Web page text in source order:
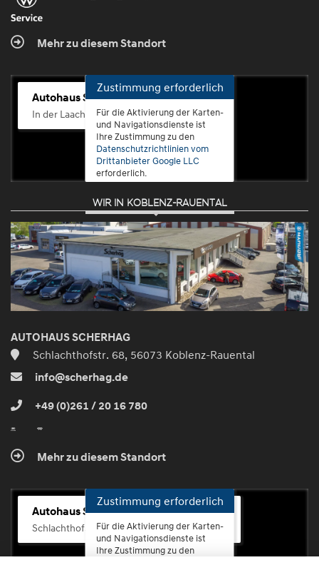
Mehr zu diesem Standort
Autohaus Scherhag
In der Laach 76, 56072 Koblenz-Güls
Zustimmung erforderlich
Für die Aktivierung der Karten-
und Navigationsdienste ist
Ihre Zustimmung zu den
Datenschutzrichtlinien vom
Drittanbieter Google LLC
erforderlich.
Zustimmen
und
aktivieren
WIR IN KOBLENZ-RAUENTAL
AUTOHAUS SCHERHAG
Schlachthofstr. 68, 56073 Koblenz-Rauental
info@scherhag.de
+49 (0)261 / 20 16 780
Mehr zu diesem Standort
Autohaus Scherhag
Schlachthofstr. 68, 56073 Koblenz-Rauental
Zustimmung erforderlich
Für die Aktivierung der Karten-
und Navigationsdienste ist
Ihre Zustimmung zu den